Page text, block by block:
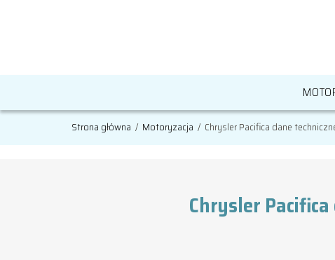
Strona główna / Motoryzacja / Chrysler Pacifica dane
Chrysler